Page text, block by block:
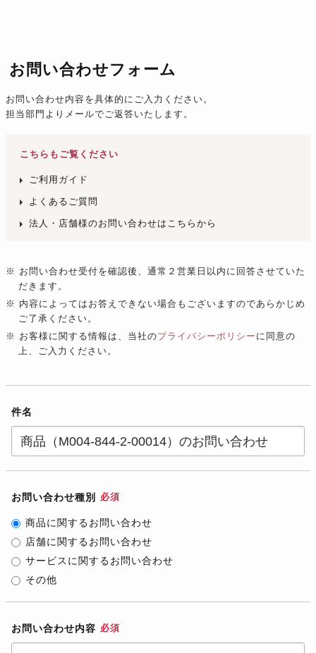
お問い合わせフォーム
お問い合わせ内容を具体的にご入力ください。
担当部門よりメールでご返答いたします。
こちらもご覧ください
ご利用ガイド
よくあるご質問
法人・店舗様のお問い合わせはこちらから
※ お問い合わせ受付を確認後、通常２営業日以内に回答させていた
だきます。
※ 内容によってはお答えできない場合もございますのであらかじめ
ご了承ください。
※ お客様に関する情報は、当社のプライバシーポリシー に同意の
上、ご入力ください。
件名
お問い合わせ種別 必須
商品に関するお問い合わせ
店舗に関するお問い合わせ
サービスに関するお問い合わせ
その他
お問い合わせ内容 必須